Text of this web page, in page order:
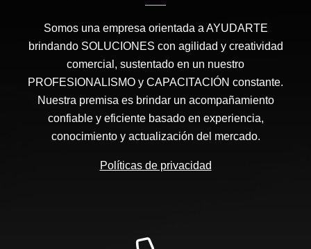
Somos una empresa orientada a AYUDARTE
brindando SOLUCIONES con agilidad y creatividad
comercial, sustentado en un nuestro
PROFESIONALISMO y CAPACITACIÓN constante.
Nuestra premisa es brindar un acompañamiento
confiable y eficiente basado en experiencia,
conocimiento y actualización del mercado.
Políticas de privacidad